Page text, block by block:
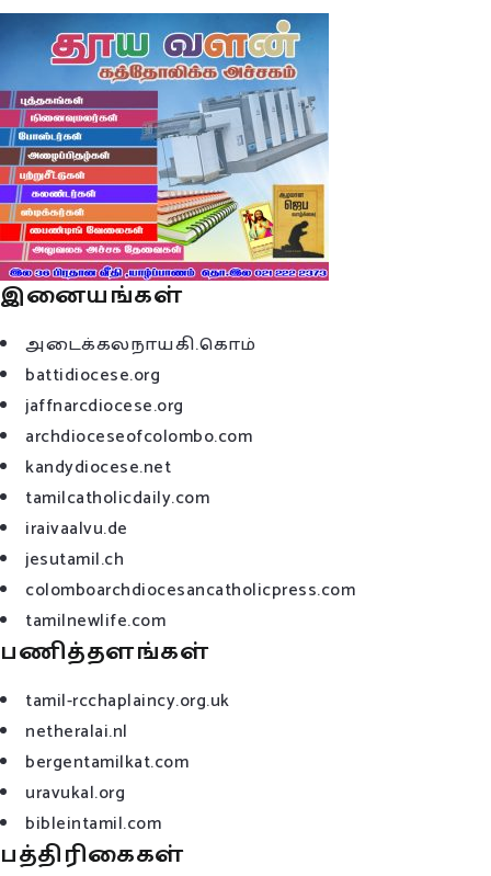
இனையங்கள்
அடைக்கலநாயகி.கொம்
battidiocese.org
jaffnarcdiocese.org
archdioceseofcolombo.com
kandydiocese.net
tamilcatholicdaily.com
iraivaalvu.de
jesutamil.ch
colomboarchdiocesancatholicpress.com
tamilnewlife.com
பணித்தளங்கள்
tamil-rcchaplaincy.org.uk
netheralai.nl
bergentamilkat.com
uravukal.org
bibleintamil.com
பத்திரிகைகள்